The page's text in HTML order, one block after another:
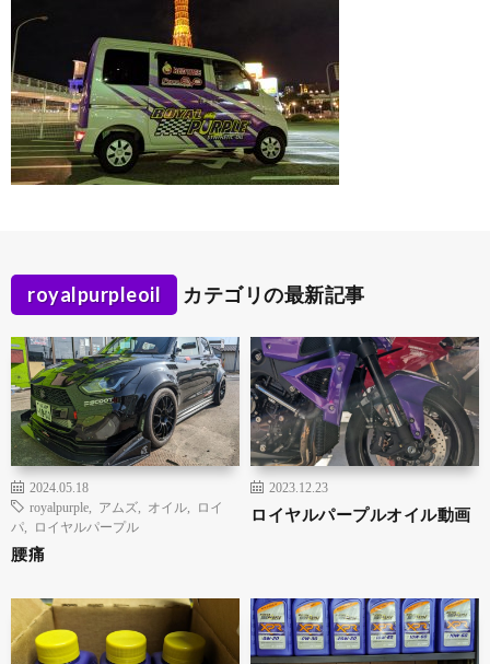
royalpurpleoil カテゴリの最新記事
2024.05.18
royalpurple
アムズ オイル
ロイ
パ
ロイヤルパープル
腰痛
2023.12.23
ロイヤルパープルオイル動画